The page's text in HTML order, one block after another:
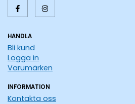
HANDLA
Bli kund
Logga in
Varumärken
INFORMATION
Kontakta oss